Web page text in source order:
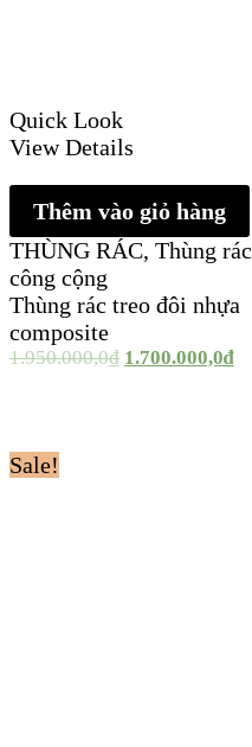
Quick Look
View Details
Thêm vào giỏ hàng
THÙNG RÁC, Thùng rác
công cộng
Thùng rác treo đôi nhựa
composite
1.950.000,0₫ 1.700.000,0₫
Sale!